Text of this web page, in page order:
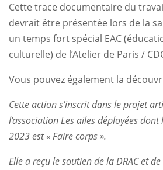
Cette trace documentaire du
devrait être présentée lors de la
un temps fort spécial EAC
culturelle) de l’Atelier de Paris /
Vous pouvez également la
Cette action s’inscrit dans le projet
l’association Les ailes déployées
2023 est « Faire corps ».
Elle a reçu le soutien de la DRAC et de